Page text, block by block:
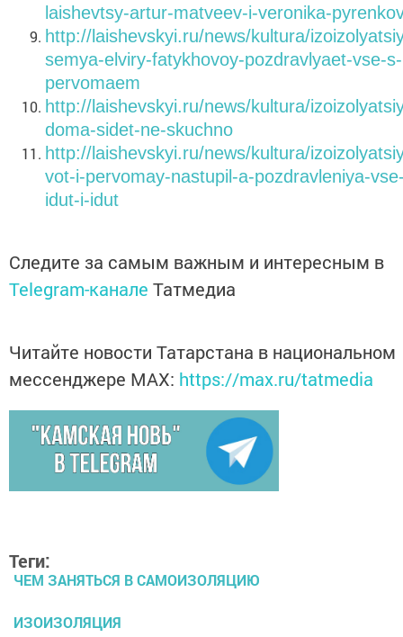
laishevtsy-artur-matveev-i-veronika-
http://laishevskyi.ru/news/kultura/
semya-elviry-fatykhovoy-pozdravlyaet-vse-s-
pervomaem
http://laishevskyi.ru/news/kultura/
doma-sidet-ne-skuchno
http://laishevskyi.ru/news/kultura/
vot-i-pervomay-nastupil-a-pozdravleniya-
idut-i-idut
Следите за самым важным и интересным в
Telegram-канале Татмедиа
Читайте новости Татарстана в национальном
мессенджере MАХ: https://max.ru/tatmedia
Теги:
ЧЕМ ЗАНЯТЬСЯ В САМОИЗОЛЯЦИЮ
ИЗОИЗОЛЯЦИЯ